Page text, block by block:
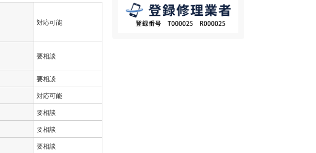
対応可能
要相談
要相談
対応可能
要相談
要相談
要相談